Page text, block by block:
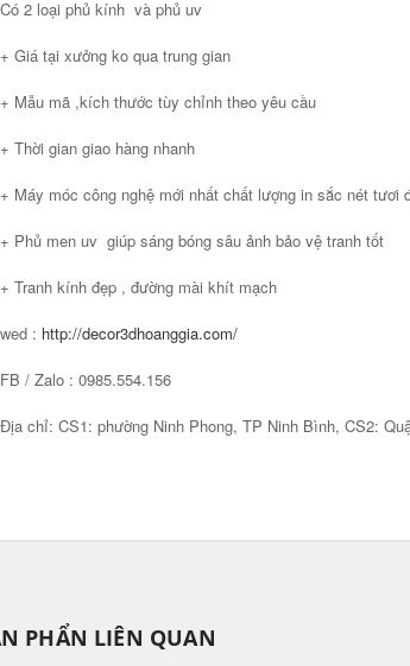
Có 2 loại phủ kính và phủ uv
+ Giá tại xưởng ko qua trung gian
+ Mẫu mã ,kích thước tùy chỉnh theo yêu cầu
+ Thời gian giao hàng nhanh
+ Máy móc công nghệ mới nhất chất lượng in sắc nét tươi
+ Phủ men uv giúp sáng bóng sâu ảnh bảo vệ tranh tốt
+ Tranh kính đẹp , đường mài khít mạch
wed : http://decor3dhoanggia.com/
FB / Zalo : 0985.554.156
Địa chỉ: CS1: phường Ninh Phong, TP Ninh Bình, CS2:
PHẨN LIÊN QUAN